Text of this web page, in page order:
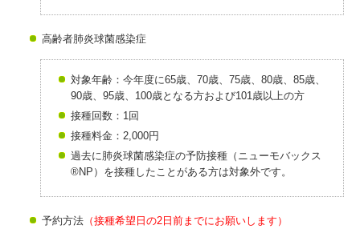
高齢者肺炎球菌感染症
対象年齢：今年度に65歳、70歳、75歳、80歳、85歳、
90歳、95歳、100歳となる方および101歳以上の方
接種回数：1回
接種料金：2,000円
過去に肺炎球菌感染症の予防接種（ニューモバックス
®NP）を接種したことがある方は対象外です。
予約方法 （接種希望日の2日前までにお願いします）